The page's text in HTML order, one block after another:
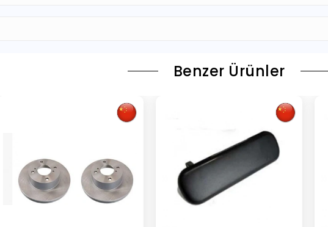
Benzer Ürünler